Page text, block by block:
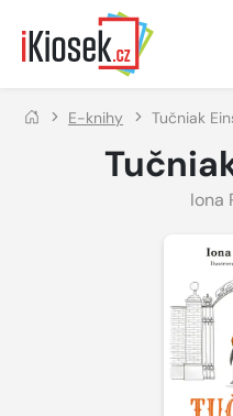
Přejít na hlavní obsah
E-knihy Tučniak
Iona